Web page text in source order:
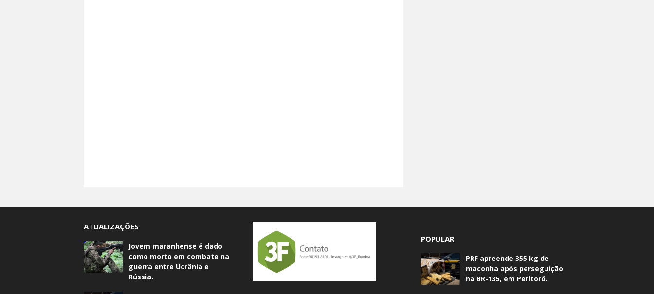
ATUALIZAÇÕES
Jovem maranhense é dado
como morto em combate na
guerra entre Ucrânia e
Rússia.
POPULAR
PRF apreende 355 kg de
maconha após perseguição
na BR-135, em Peritoró.